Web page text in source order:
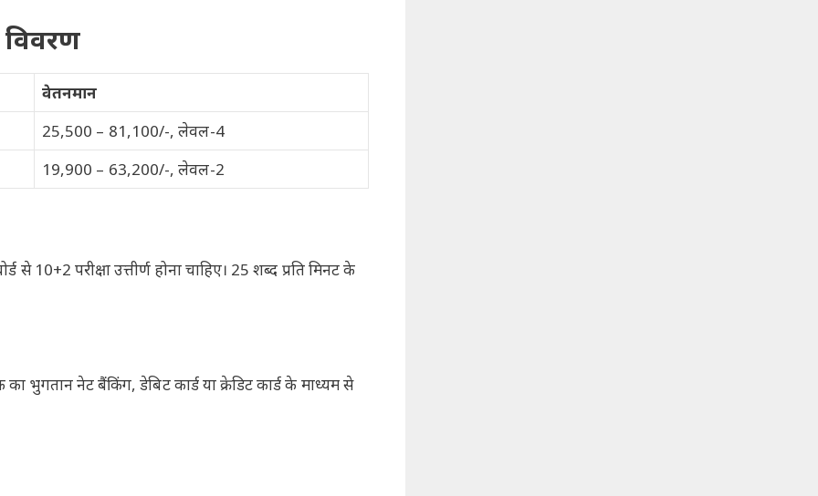
विवरण
वेतनमान
25,500 – 81,100/-, लेवल-4
19,900 – 63,200/-, लेवल-2
से 10+2 परीक्षा उत्तीर्ण होना चाहिए। 25 शब्द प्रति मिनट के
का भुगतान नेट बैंकिंग, डेबिट कार्ड या क्रेडिट कार्ड के माध्यम से